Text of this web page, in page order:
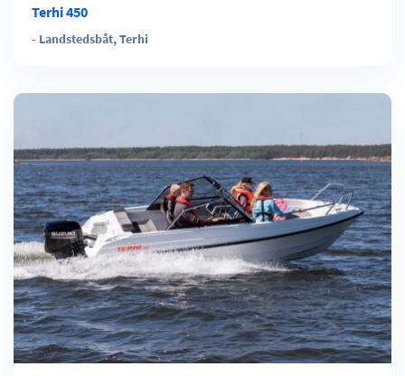
Terhi 450
- Landstedsbåt,Terhi